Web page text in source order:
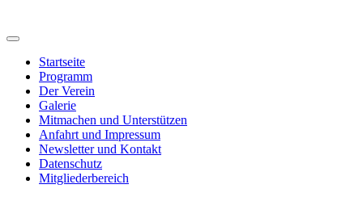
Startseite
Programm
Der Verein
Galerie
Mitmachen und Unterstützen
Anfahrt und Impressum
Newsletter und Kontakt
Datenschutz
Mitgliederbereich